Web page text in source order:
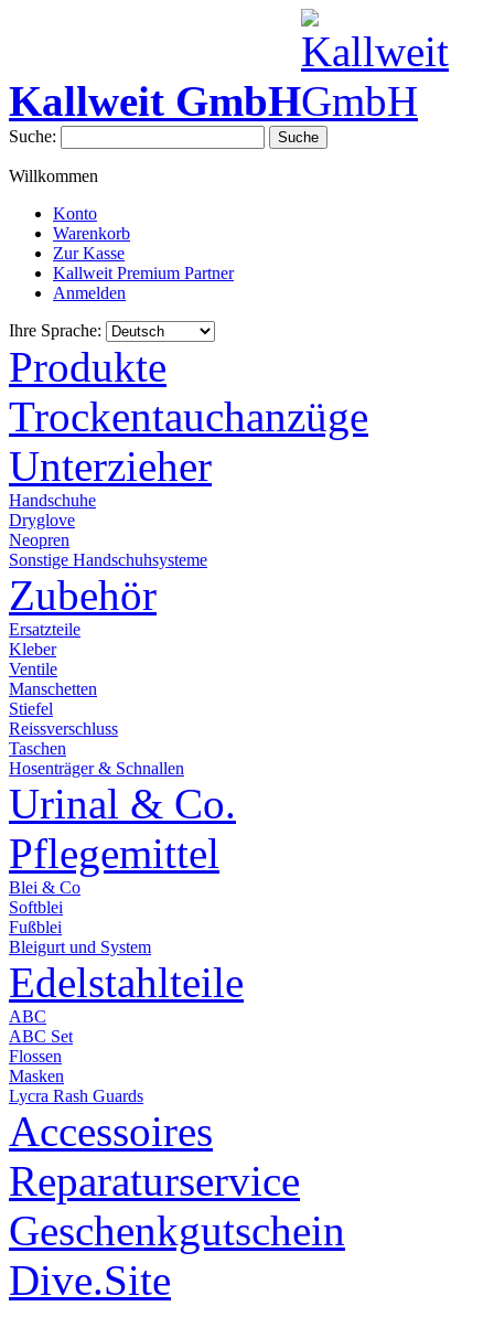
Kallweit GmbH
Suche: Suche
Willkommen
Konto
Warenkorb
Zur Kasse
Kallweit Premium Partner
Anmelden
Ihre Sprache:
Produkte
Trockentauchanzüge
Unterzieher
Handschuhe
Dryglove
Neopren
Sonstige Handschuhsysteme
Zubehör
Ersatzteile
Kleber
Ventile
Manschetten
Stiefel
Reissverschluss
Taschen
Hosenträger & Schnallen
Urinal & Co.
Pflegemittel
Blei & Co
Softblei
Fußblei
Bleigurt und System
Edelstahlteile
ABC
ABC Set
Flossen
Masken
Lycra Rash Guards
Accessoires
Reparaturservice
Geschenkgutschein
Dive.Site